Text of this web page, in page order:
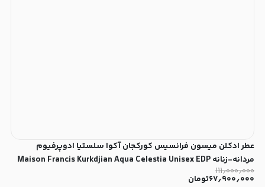
عطر ادکلن میسون فرانسیس کورکجان آکوا سلستیا ادوپرفیوم
مردانه-زنانه Maison Francis Kurkdjian Aqua Celestia Unisex EDP
۱۱۱٫۰۰۰٫۰۰۰
۶۷٫۹۰۰٫۰۰۰تومان